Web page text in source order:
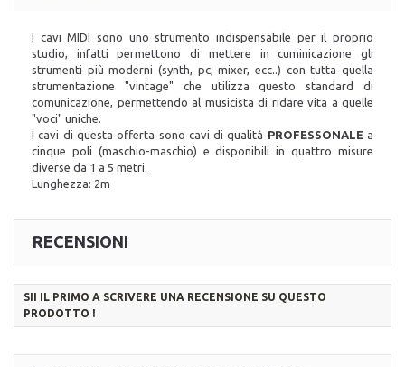
I cavi MIDI sono uno strumento indispensabile per il proprio
studio, infatti permettono di mettere in cuminicazione gli
strumenti più moderni (synth, pc, mixer, ecc..) con tutta quella
strumentazione "vintage" che utilizza questo standard di
comunicazione, permettendo al musicista di ridare vita a quelle
"voci" uniche.
I cavi di questa offerta sono cavi di qualità PROFESSONALEa
cinque poli (maschio-maschio) e disponibili in quattro misure
diverse da 1 a 5 metri.
Lunghezza: 2m
RECENSIONI
SII IL PRIMO A SCRIVERE UNA RECENSIONE SU QUESTO
PRODOTTO !